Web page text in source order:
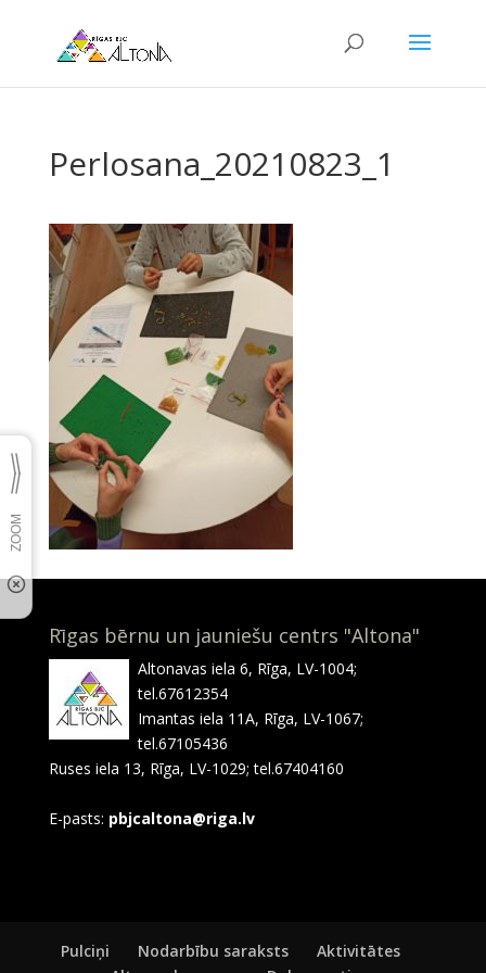
Perlosana_20210823_1
Rīgas bērnu un jauniešu centrs "Altona"
Altonavas iela 6, Rīga, LV-1004;
tel.67612354
Imantas iela 11A, Rīga, LV-1067;
tel.67105436
Ruses iela 13, Rīga, LV-1029; tel.67404160
E-pasts: pbjcaltona@riga.lv
Pulciņi Nodarbību saraksts
Aktivitātes